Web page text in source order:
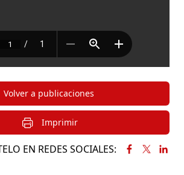
Volver a publicaciones
Imprimir
EN REDES SOCIALES: